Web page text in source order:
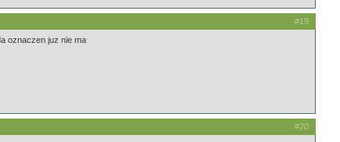
#19
oznaczen juz nie ma
#20